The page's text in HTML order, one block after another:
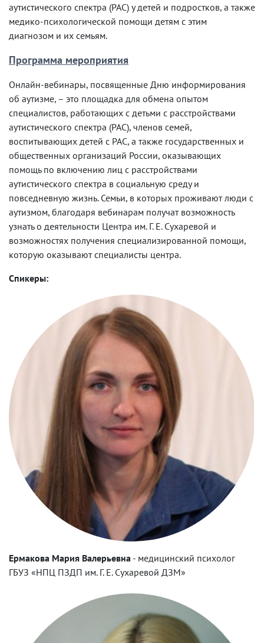
аутистического спектра (РАС) у детей и подростков, а также
медико-психологической помощи детям с этим
диагнозом и их семьям.
Программа мероприятия
Онлайн-вебинары, посвященные Дню информирования
об аутизме, – это площадка для обмена опытом
специалистов, работающих с детьми с расстройствами
аутистического спектра (РАС), членов семей,
воспитывающих детей с РАС, а также государственных и
общественных организаций России, оказывающих
помощь по включению лиц с расстройствами
аутистического спектра в социальную среду и
повседневную жизнь. Семьи, в которых проживают люди с
аутизмом, благодаря вебинарам получат возможность
узнать о деятельности Центра им. Г. Е. Сухаревой и
возможностях получения специализированной помощи,
которую оказывают специалисты центра.
Спикеры:
Ермакова Мария Валерьевна - медицинский психолог
ГБУЗ «НПЦ ПЗДП им. Г. Е. Сухаревой ДЗМ»